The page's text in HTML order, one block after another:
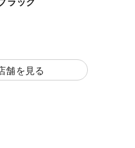
舗を見る